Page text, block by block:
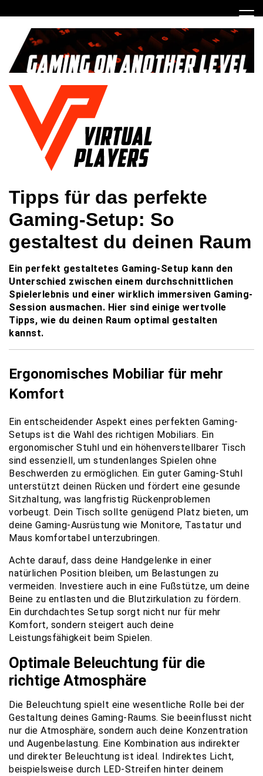
to
content
Virtual Players
Tipps für das perfekte
Gaming-Setup: So
gestaltest du deinen Raum
Ein perfekt gestaltetes Gaming-Setup kann den
Unterschied zwischen einem durchschnittlichen
Spielerlebnis und einer wirklich immersiven Gaming-
Session ausmachen. Hier sind einige wertvolle
Tipps, wie du deinen Raum optimal gestalten
kannst.
Ergonomisches Mobiliar für mehr
Komfort
Ein entscheidender Aspekt eines perfekten Gaming-
Setups ist die Wahl des richtigen Mobiliars. Ein
ergonomischer Stuhl und ein höhenverstellbarer Tisch
sind essenziell, um stundenlanges Spielen ohne
Beschwerden zu ermöglichen. Ein guter Gaming-Stuhl
unterstützt deinen Rücken und fördert eine gesunde
Sitzhaltung, was langfristig Rückenproblemen
vorbeugt. Dein Tisch sollte genügend Platz bieten, um
deine Gaming-Ausrüstung wie Monitore, Tastatur und
Maus komfortabel unterzubringen.
Achte darauf, dass deine Handgelenke in einer
natürlichen Position bleiben, um Belastungen zu
vermeiden. Investiere auch in eine Fußstütze, um deine
Beine zu entlasten und die Blutzirkulation zu fördern.
Ein durchdachtes Setup sorgt nicht nur für mehr
Komfort, sondern steigert auch deine
Leistungsfähigkeit beim Spielen.
Optimale Beleuchtung für die
richtige Atmosphäre
Die Beleuchtung spielt eine wesentliche Rolle bei der
Gestaltung deines Gaming-Raums. Sie beeinflusst nicht
nur die Atmosphäre, sondern auch deine Konzentration
und Augenbelastung. Eine Kombination aus indirekter
und direkter Beleuchtung ist ideal. Indirektes Licht,
beispielsweise durch LED-Streifen hinter deinem